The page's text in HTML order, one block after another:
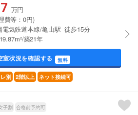
万円
費等：0円)
電気鉄道本線/亀山駅 徒歩15分
築21年
室状況を確認する 無料
別 2階以上 ネット接続可
子割 合格前予約可